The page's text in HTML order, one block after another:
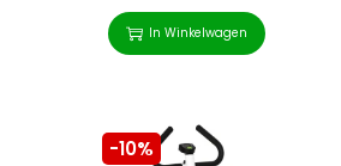
In Winkelwagen
-10%